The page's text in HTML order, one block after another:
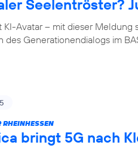
Seelentröster?
KI-Avatar – mit dieser
des Generationendialogs im
RHEINHESSEN
bringt 5G nach